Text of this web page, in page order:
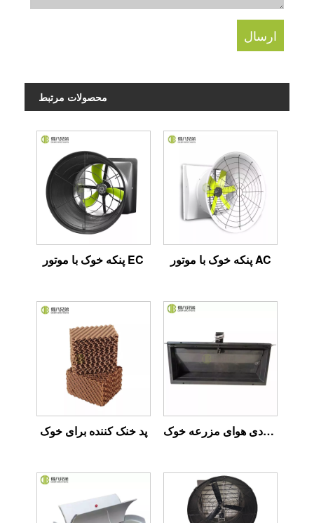
محصولات مرتبط
پنکه خوک با موتور EC پنکه خوک با موتور AC
پد خنک کننده برای خوک ورودی هوای مزرعه خوک